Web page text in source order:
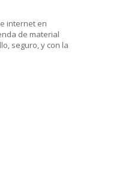
internet en
de material
seguro, y con la